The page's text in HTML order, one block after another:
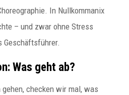
In Nullkommanix
– und zwar ohne Stress
Geschäftsführer.
Was geht ab?
checken wir mal, was